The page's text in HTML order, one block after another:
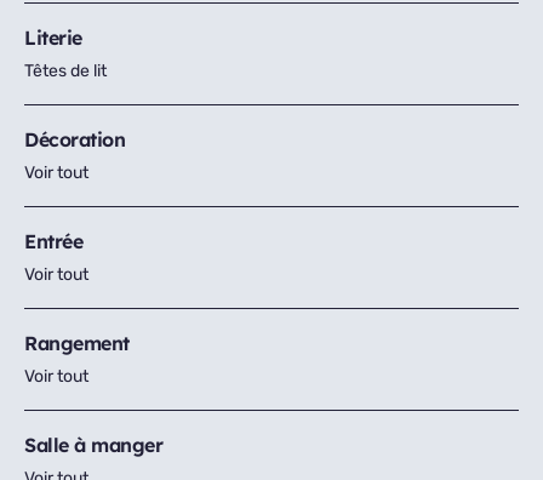
Literie
Têtes de lit
Décoration
Voir tout
Entrée
Voir tout
Rangement
Voir tout
Salle à manger